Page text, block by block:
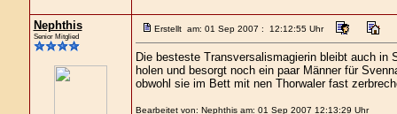
Nephthis
Senior Mitglied
Erstellt am: 01 Sep 2007 : 12:12:55 Uhr
Die besteste Transversalismagierin bleibt auch
holen und besorgt noch ein paar Männer für
obwohl sie im Bett mit nen Thorwaler fast
Bearbeitet von: Nephthis am: 01 Sep 2007 12:13:29 Uhr